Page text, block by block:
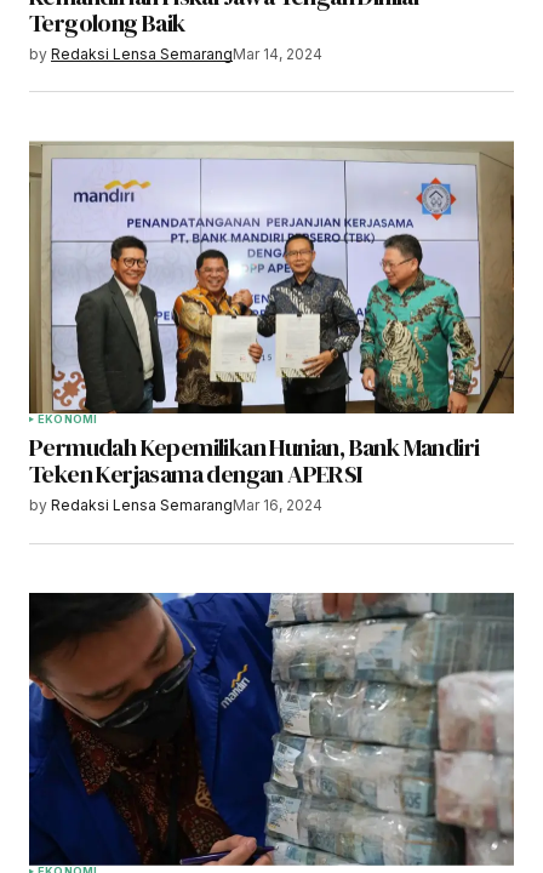
Tergolong Baik
by Redaksi Lensa SemarangMar 14, 2024
EKONOMI
Permudah Kepemilikan Hunian, Bank Mandiri
Teken Kerjasama dengan APERSI
by Redaksi Lensa SemarangMar 16, 2024